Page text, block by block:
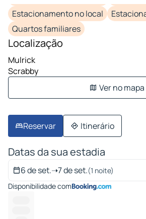
Estacionamento no local
Quartos familiares
Localização
Mulrick
Scrabby
Ver no mapa
Reservar Itinerário
Datas da sua estadia
6 de set.➝7 de set.(1 noite)
Disponibilidade com